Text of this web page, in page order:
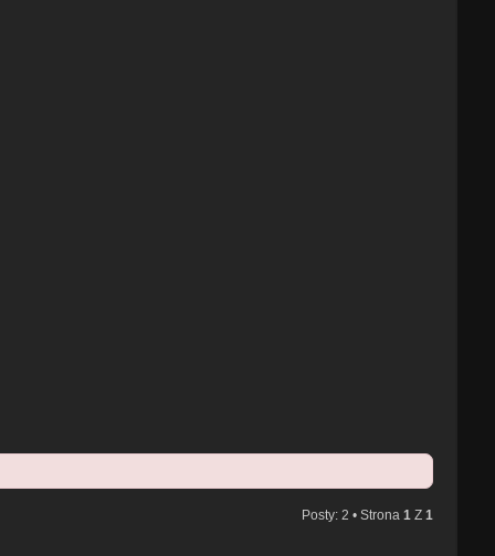
Posty: 2 • Strona1 Z1